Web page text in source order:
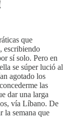
que
escribiendo
sí solo. Pero en
se súper lució al
agotado los
las
dar una larga
vía Líbano. De
la semana que